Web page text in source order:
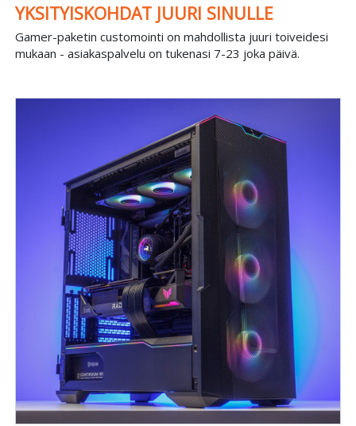
YKSITYISKOHDAT JUURI SINULLE
Gamer-paketin customointi on mahdollista juuri toiveidesi
mukaan - asiakaspalvelu on tukenasi 7-23 joka päivä.